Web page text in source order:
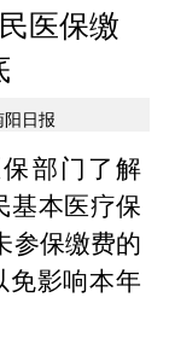
医保缴
日报
部门了解
基本医疗保
参保缴费的
影响本年